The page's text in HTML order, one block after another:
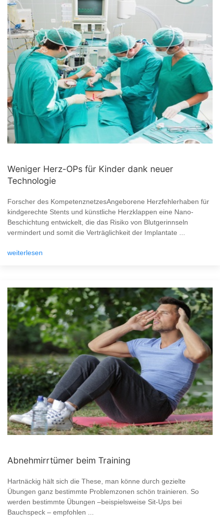
Weniger Herz-OPs für Kinder dank neuer
Technologie
Forscher des KompetenznetzesAngeborene Herzfehlerhaben für
kindgerechte Stents und künstliche Herzklappen eine Nano-
Beschichtung entwickelt, die das Risiko von Blutgerinnseln
vermindert und somit die Verträglichkeit der Implantate ...
weiterlesen
Abnehmirrtümer beim Training
Hartnäckig hält sich die These, man könne durch gezielte
Übungen ganz bestimmte Problemzonen schön trainieren. So
werden bestimmte Übungen –beispielsweise Sit-Ups bei
Bauchspeck – empfohlen ...